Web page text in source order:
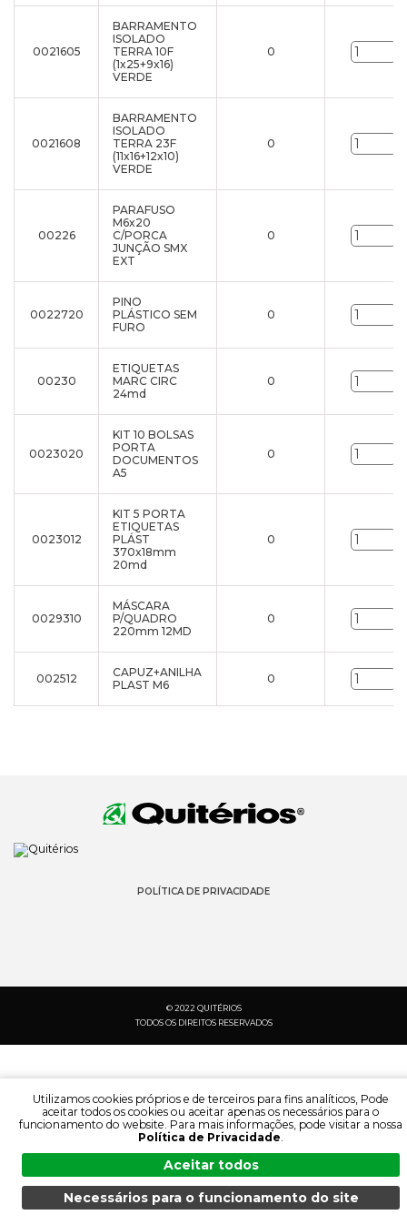
0021605
BARRAMENTO
ISOLADO
TERRA 10F
(1x25+9x16)
VERDE
0
0021608
BARRAMENTO
ISOLADO
TERRA 23F
(11x16+12x10)
VERDE
0
00226
PARAFUSO
M6x20
C/PORCA
JUNÇÃO SMX
EXT
0
0022720
PINO
PLÁSTICO SEM
FURO
0
00230
ETIQUETAS
MARC CIRC
24md
0
0023020
KIT 10 BOLSAS
PORTA
DOCUMENTOS
A5
0
0023012
KIT 5 PORTA
ETIQUETAS
PLÁST
370x18mm
20md
0
0029310
MÁSCARA
P/QUADRO
220mm 12MD
0
002512
CAPUZ+ANILHA
PLAST M6
0
POLÍTICA DE PRIVACIDADE
© 2022 QUITÉRIOS
TODOS OS DIREITOS RESERVADOS
MENU PESQUISA PRODUTOS PT
DOCUMENTAÇÃO
PESQUISA:
IDIOMA:
Utilizamos cookies próprios e de terceiros para fins analíticos, Pode
aceitar todos os cookies ou aceitar apenas os necessários para o
funcionamento do website. Para mais informações, pode visitar a nossa
Política de Privacidade.
Aceitar todos
Necessários para o funcionamento do site